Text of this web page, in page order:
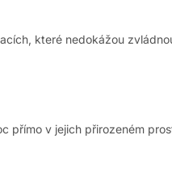
které nedokážou
přímo v jejich přirozeném